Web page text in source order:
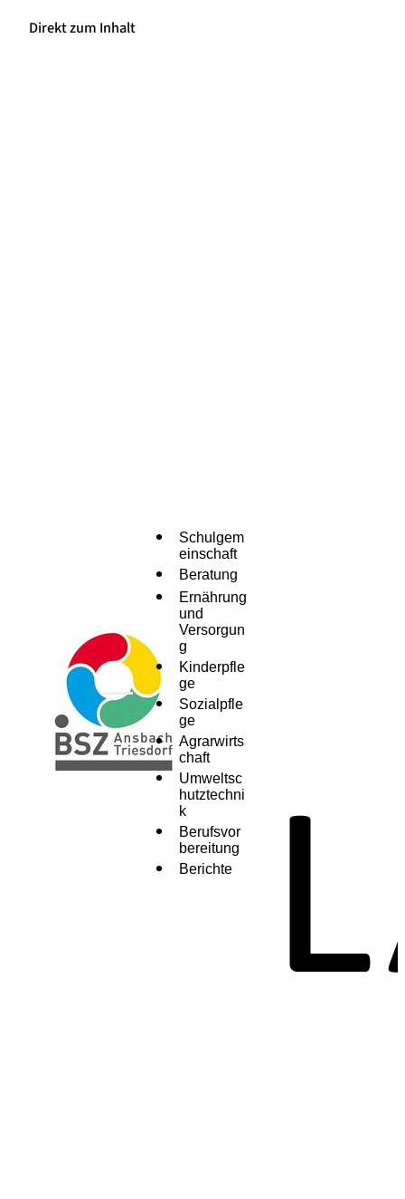
Direkt zum Inhalt
Menü
Schulgem
einschaft
Beratung
Ernährung
und
Versorgun
g
Kinderpfle
ge
Sozialpfle
ge
Agrarwirts
chaft
Umweltsc
hutztechni
k
Berufsvor
bereitung
Berichte